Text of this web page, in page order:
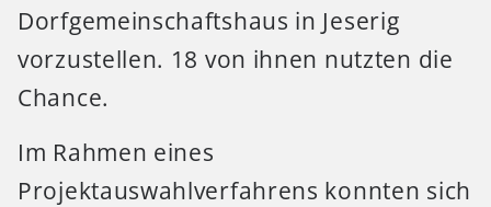
Dorfgemeinschaftshaus in Jeserig
vorzustellen. 18 von ihnen nutzten die
Chance.
Im Rahmen eines
Projektauswahlverfahrens konnten sich